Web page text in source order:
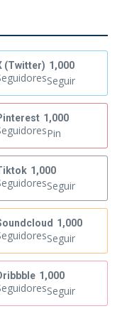
(Twitter) 1,000
Seguir
1,000
Pin
1,000
Seguir
1,000
Seguir
1,000
Seguir